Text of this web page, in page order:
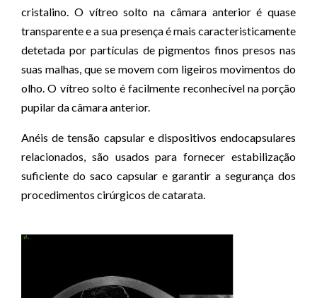
cristalino. O vítreo solto na câmara anterior é quase
transparente e a sua presença é mais caracteristicamente
detetada por partículas de pigmentos finos presos nas
suas malhas, que se movem com ligeiros movimentos do
olho. O vítreo solto é facilmente reconhecível na porção
pupilar da câmara anterior.
Anéis de tensão capsular e dispositivos endocapsulares
relacionados, são usados para fornecer estabilização
suficiente do saco capsular e garantir a segurança dos
procedimentos cirúrgicos de catarata.